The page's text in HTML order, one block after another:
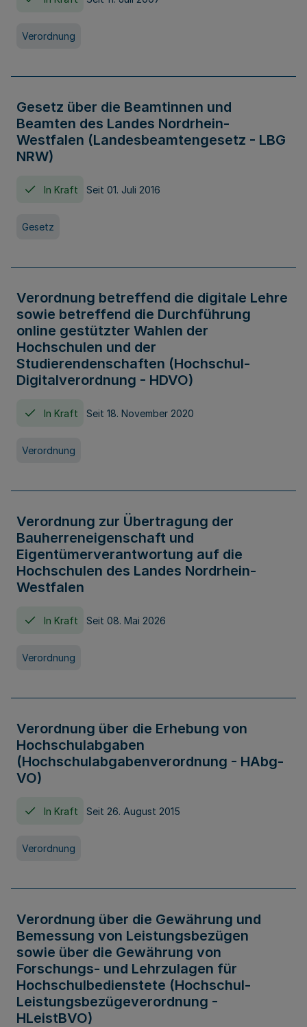
Verordnung
Gesetz über die Beamtinnen und
Beamten des Landes Nordrhein-
Westfalen (Landesbeamtengesetz - LBG
NRW)
In Kraft Seit 01. Juli 2016
Gesetz
Verordnung betreffend die digitale Lehre
sowie betreffend die Durchführung
online gestützter Wahlen der
Hochschulen und der
Studierendenschaften (Hochschul-
Digitalverordnung - HDVO)
In Kraft Seit 18. November 2020
Verordnung
Verordnung zur Übertragung der
Bauherreneigenschaft und
Eigentümerverantwortung auf die
Hochschulen des Landes Nordrhein-
Westfalen
In Kraft Seit 08. Mai 2026
Verordnung
Verordnung über die Erhebung von
Hochschulabgaben
(Hochschulabgabenverordnung - HAbg-
VO)
In Kraft Seit 26. August 2015
Verordnung
Verordnung über die Gewährung und
Bemessung von Leistungsbezügen
sowie über die Gewährung von
Forschungs- und Lehrzulagen für
Hochschulbedienstete (Hochschul-
Leistungsbezügeverordnung -
HLeistBVO)